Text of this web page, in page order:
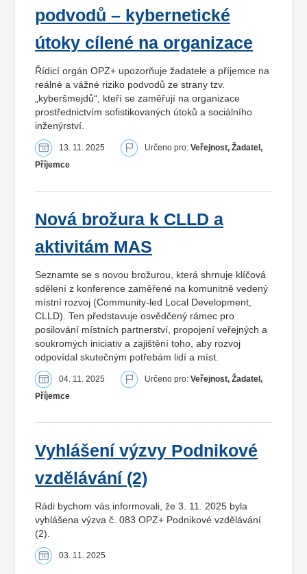
podvodů – kybernetické
útoky cílené na organizace
Řídicí orgán OPZ+ upozorňuje žadatele a příjemce na
reálné a vážné riziko podvodů ze strany tzv.
„kyberšmejdů“, kteří se zaměřují na organizace
prostřednictvím sofistikovaných útoků a sociálního
inženýrství.
13. 11. 2025 Určeno pro: Veřejnost, Žadatel,
Příjemce
Nová brožura k CLLD a
aktivitám MAS
Seznamte se s novou brožurou, která shrnuje klíčová
sdělení z konference zaměřené na komunitně vedený
místní rozvoj (Community-led Local Development,
CLLD). Ten představuje osvědčený rámec pro
posilování místních partnerství, propojení veřejných a
soukromých iniciativ a zajištění toho, aby rozvoj
odpovídal skutečným potřebám lidí a míst.
04. 11. 2025 Určeno pro: Veřejnost, Žadatel,
Příjemce
Vyhlášení výzvy Podnikové
vzdělávání (2)
Rádi bychom vás informovali, že 3. 11. 2025 byla
vyhlášena výzva č. 083 OPZ+ Podnikové vzdělávání
(2).
03. 11. 2025